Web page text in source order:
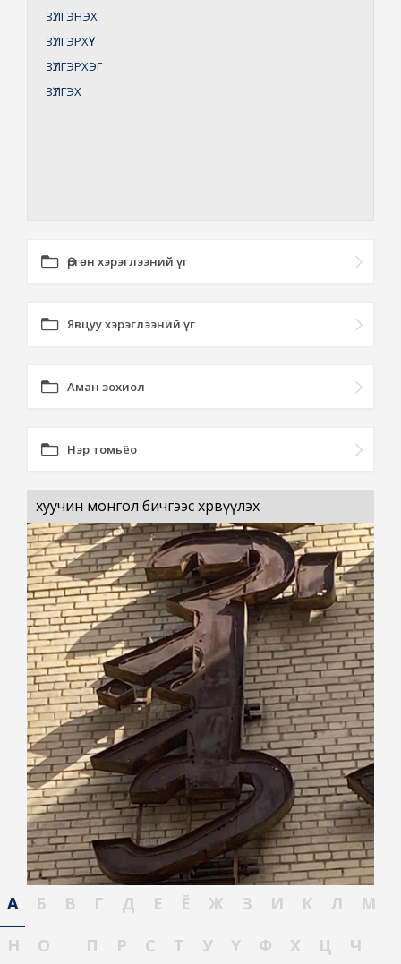
ЗҮЛГЭНЭХ
ЗҮЛГЭРХҮҮ
ЗҮЛГЭРХЭГ
ЗҮЛГЭХ
Өргөн хэрэглээний үг
Явцуу хэрэглээний үг
Аман зохиол
Нэр томьёо
хуучин монгол бичгээс хөрвүүлэх
А Б В Г Д Е Ё Ж З И К Л
М
Н
О П Р С Т У Ү Ф Х Ц
Ч